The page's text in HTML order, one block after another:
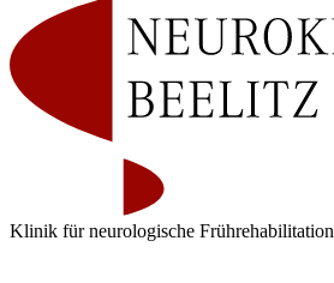
Klinik für neurologische Frührehabilitation